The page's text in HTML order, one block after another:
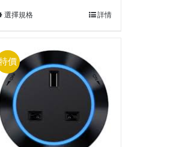
選擇規格 詳情
價